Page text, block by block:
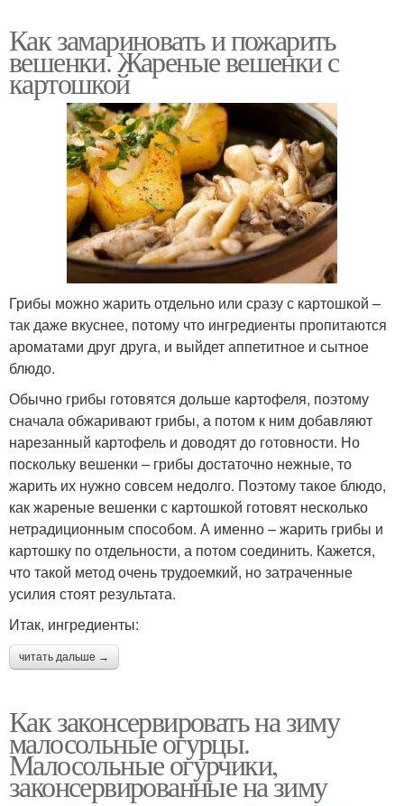
Как замариновать и пожарить
вешенки. Жареные вешенки с
картошкой
Грибы можно жарить отдельно или сразу с картошкой –
так даже вкуснее, потому что ингредиенты пропитаются
ароматами друг друга, и выйдет аппетитное и сытное
блюдо.
Обычно грибы готовятся дольше картофеля, поэтому
сначала обжаривают грибы, а потом к ним добавляют
нарезанный картофель и доводят до готовности. Но
поскольку вешенки – грибы достаточно нежные, то
жарить их нужно совсем недолго. Поэтому такое блюдо,
как жареные вешенки с картошкой готовят несколько
нетрадиционным способом. А именно – жарить грибы и
картошку по отдельности, а потом соединить. Кажется,
что такой метод очень трудоемкий, но затраченные
усилия стоят результата.
Итак, ингредиенты:
читать дальше →
Как законсервировать на зиму
малосольные огурцы.
Малосольные огурчики,
законсервированные на зиму